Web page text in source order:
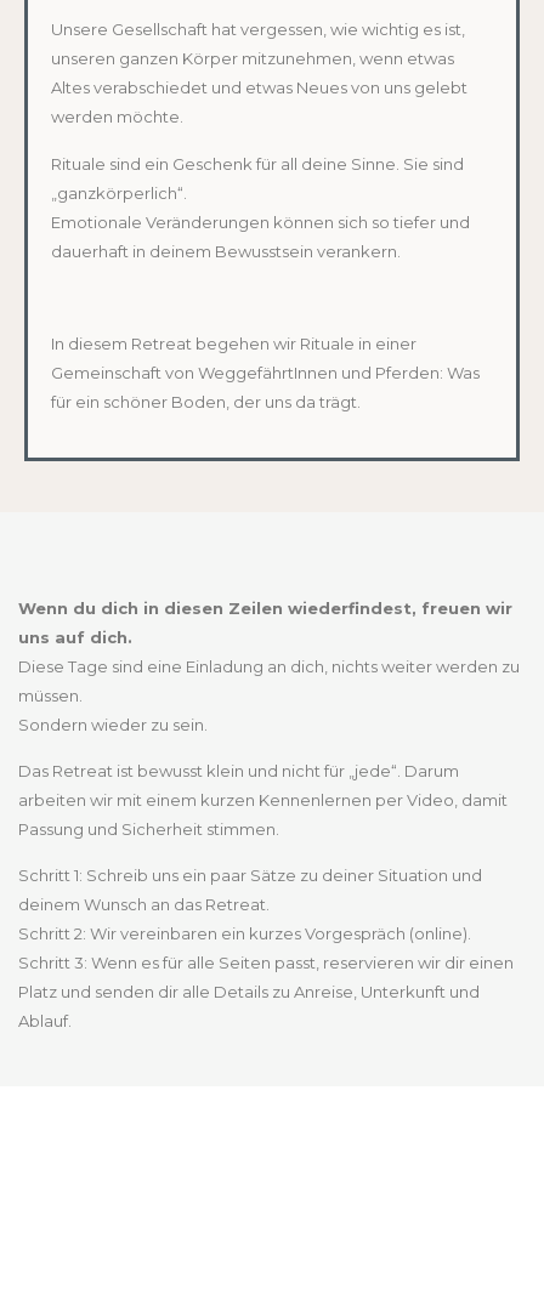
Unsere Gesellschaft hat vergessen, wie wichtig es ist,
unseren ganzen Körper mitzunehmen, wenn etwas
Altes verabschiedet und etwas Neues von uns gelebt
werden möchte.
Rituale sind ein Geschenk für all deine Sinne. Sie sind
„ganzkörperlich“.
Emotionale Veränderungen können sich so tiefer und
dauerhaft in deinem Bewusstsein verankern.
In diesem Retreat begehen wir Rituale in einer
Gemeinschaft von WeggefährtInnen und Pferden: Was
für ein schöner Boden, der uns da trägt.
Wenn du dich in diesen Zeilen wiederfindest, freuen wir
uns auf dich.
Diese Tage sind eine Einladung an dich, nichts weiter werden zu
müssen.
Sondern wieder zu sein.
Das Retreat ist bewusst klein und nicht für „jede“. Darum
arbeiten wir mit einem kurzen Kennenlernen per Video, damit
Passung und Sicherheit stimmen.
Schritt 1: Schreib uns ein paar Sätze zu deiner Situation und
deinem Wunsch an das Retreat.
Schritt 2: Wir vereinbaren ein kurzes Vorgespräch (online).
Schritt 3: Wenn es für alle Seiten passt, reservieren wir dir einen
Platz und senden dir alle Details zu Anreise, Unterkunft und
Ablauf.